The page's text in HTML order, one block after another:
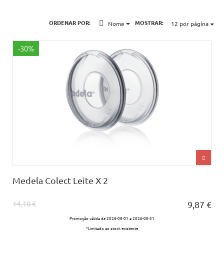
ORDENAR POR: Nome MOSTRAR: 12 por página
-30%
Medela Colect Leite X 2
9,87 €
14,10 €
Promoção válida de 2026-08-01 a 2026-08-31
*Limitado ao stock existente